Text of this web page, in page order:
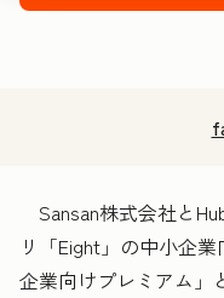
Sansan株式会社と
リ「Eight」の中小企
企業向けプレミアム」